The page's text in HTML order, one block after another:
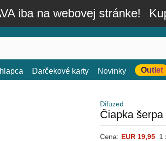
iba na webovej stránke!
Darčekové karty Novinky Outlet
Difuzed
Čiapka
Cena: EUR 19,95 1